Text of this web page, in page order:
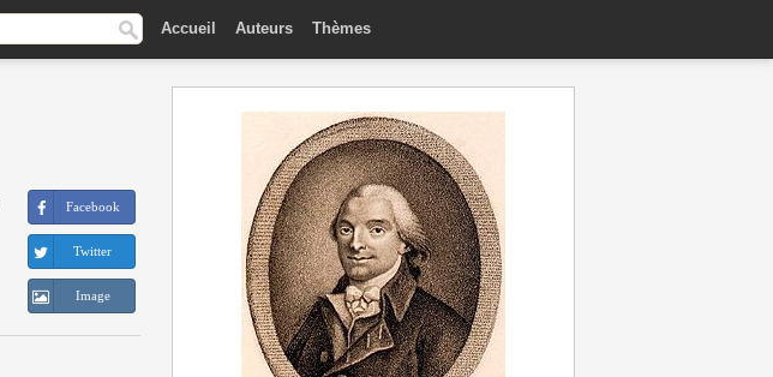
Accueil Auteurs Thèmes
Facebook
Twitter
Image